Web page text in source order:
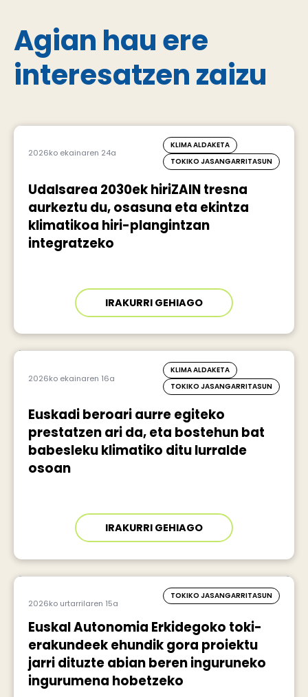
Agian hau ere
interesatzen zaizu
2026ko ekainaren 24a
KLIMA ALDAKETA
TOKIKO JASANGARRITASUN
Udalsarea 2030ek hiriZAIN tresna
aurkeztu du, osasuna eta ekintza
klimatikoa hiri-plangintzan
integratzeko
IRAKURRI GEHIAGO
2026ko ekainaren 16a
KLIMA ALDAKETA
TOKIKO JASANGARRITASUN
Euskadi beroari aurre egiteko
prestatzen ari da, eta bostehun bat
babesleku klimatiko ditu lurralde
osoan
IRAKURRI GEHIAGO
2026ko urtarrilaren 15a
TOKIKO JASANGARRITASUN
Euskal Autonomia Erkidegoko toki-
erakundeek ehundik gora proiektu
jarri dituzte abian beren inguruneko
ingurumena hobetzeko